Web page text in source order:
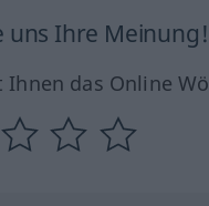
uns Ihre Meinung!
Ihnen das Online